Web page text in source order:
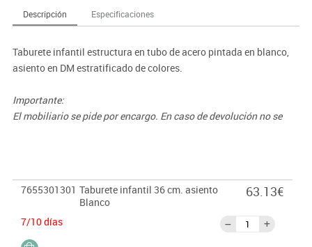
Descripción Especificaciones
Taburete infantil estructura en tubo de acero pintada en blanco,
asiento en DM estratificado de colores.
Importante:
El mobiliario se pide por encargo. En caso de devolución no se
7655301301 Taburete infantil 36 cm. asiento
Blanco
7/10 días
63.13€